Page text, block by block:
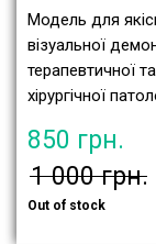
Модель для
візуальної
терапевтичної та
хірургічної
850 грн.
1 000 грн.
Out of stock